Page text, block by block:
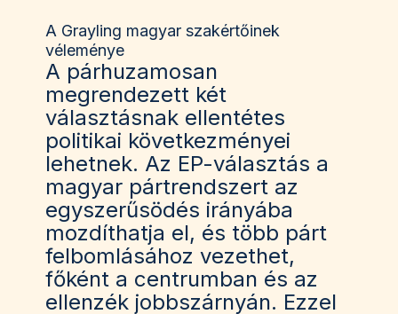
A Grayling magyar szakértőinek
véleménye
A párhuzamosan
megrendezett két
választásnak ellentétes
politikai következményei
lehetnek. Az EP-választás a
magyar pártrendszert az
egyszerűsödés irányába
mozdíthatja el, és több párt
felbomlásához vezethet,
főként a centrumban és az
ellenzék jobbszárnyán. Ezzel